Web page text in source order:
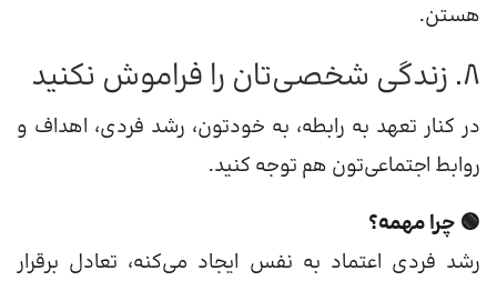
هستن.
8. زندگی شخصی‌تان را فراموش نکنید
در کنار تعهد به رابطه، به خودتون، رشد فردی، اهداف و
روابط اجتماعی‌تون هم توجه کنید.
🟢 چرا مهمه؟
رشد فردی اعتماد به نفس ایجاد می‌کنه، تعادل برقرار